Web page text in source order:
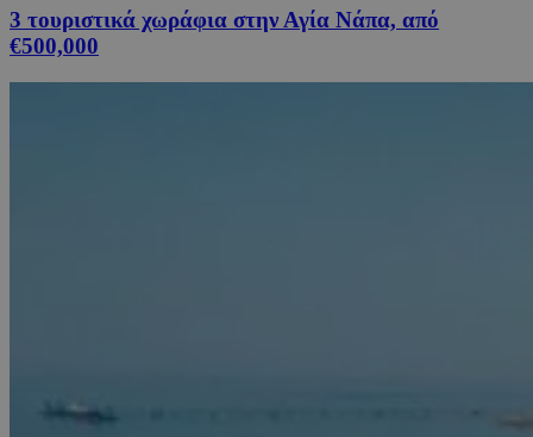
3 τουριστικά χωράφια στην Αγία Νάπα, από
€500,000